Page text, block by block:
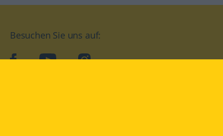
Besuchen Sie uns auf:
facebookYouTube Instagram